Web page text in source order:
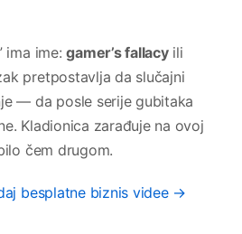
ima ime:gamer’s fallacyili
pretpostavlja da slučajni
— da posle serije gubitaka
Kladionica zarađuje na ovoj
čem drugom.
besplatne biznis videe →